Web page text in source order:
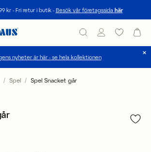
kr - Fri retur i butik - Besök vår företagssida här
nyheter är här - se hela kollektionen
/ valuta
Spel Spel Snacket går